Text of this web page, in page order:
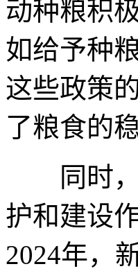
动种粮积
如给予种
这些政策
了粮食的
同时，
护和建设
2024年，